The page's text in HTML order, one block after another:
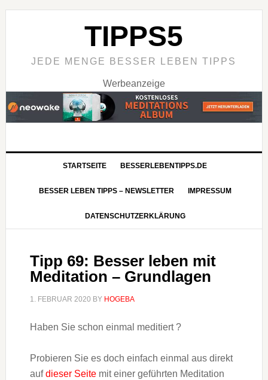
TIPPS5
JEDE MENGE BESSER LEBEN TIPPS
Werbeanzeige
STARTSEITE BESSERLEBENTIPPS.DE
BESSER LEBEN TIPPS – NEWSLETTER IMPRESSUM
DATENSCHUTZERKLÄRUNG
Tipp 69: Besser leben mit
Meditation – Grundlagen
1. FEBRUAR 2020 BY HOGEBA
Haben Sie schon einmal meditiert ?
Probieren Sie es doch einfach einmal aus direkt
aufdieser Seitemit einer geführten Meditation